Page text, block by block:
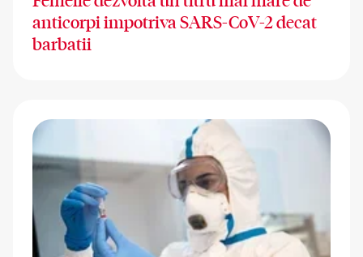
anticorpi impotriva SARS-CoV-2 decat
barbatii